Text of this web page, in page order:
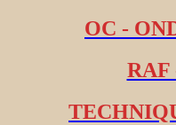
OC -
RAF